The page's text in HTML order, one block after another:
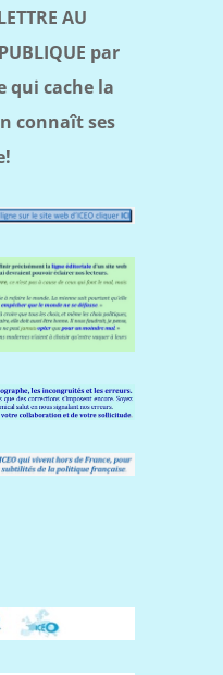
AU
par
qui cache la
connaît ses